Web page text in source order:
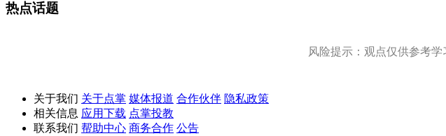
热点话题
风险提示：观点仅供参考
关于我们 关于点掌 媒体报道 合作伙伴 隐私政策
相关信息 应用下载 点掌投教
联系我们 帮助中心 商务合作 公告